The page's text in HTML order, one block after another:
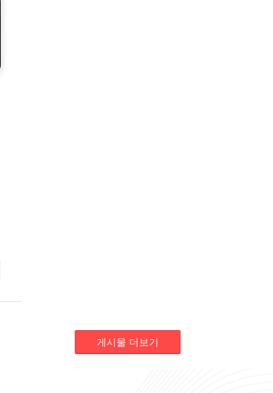
게시물 더보기